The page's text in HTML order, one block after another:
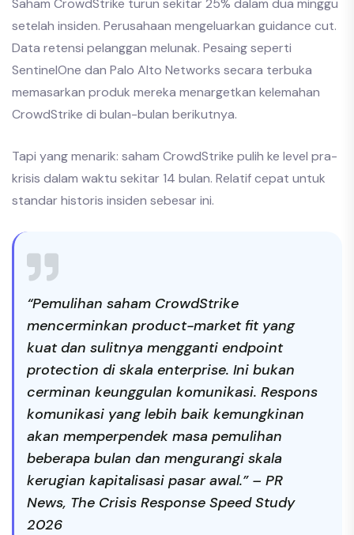
Saham CrowdStrike turun sekitar 25% dalam dua minggu
setelah insiden. Perusahaan mengeluarkan guidance cut.
Data retensi pelanggan melunak. Pesaing seperti
SentinelOne dan Palo Alto Networks secara terbuka
memasarkan produk mereka menargetkan kelemahan
CrowdStrike di bulan-bulan berikutnya.
Tapi yang menarik: saham CrowdStrike pulih ke level pra-
krisis dalam waktu sekitar 14 bulan. Relatif cepat untuk
standar historis insiden sebesar ini.
“Pemulihan saham CrowdStrike
mencerminkan product-market fit yang
kuat dan sulitnya mengganti endpoint
protection di skala enterprise. Ini bukan
cerminan keunggulan komunikasi. Respons
komunikasi yang lebih baik kemungkinan
akan memperpendek masa pemulihan
beberapa bulan dan mengurangi skala
kerugian kapitalisasi pasar awal.” – PR
News, The Crisis Response Speed Study
2026